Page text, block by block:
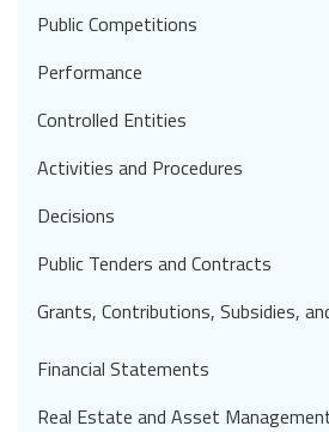
Public Competitions
Performance
Controlled Entities
Activities and Procedures
Decisions
Public Tenders and Contracts
Grants, Contributions, Subsidies,
Financial Statements
Real Estate and Asset